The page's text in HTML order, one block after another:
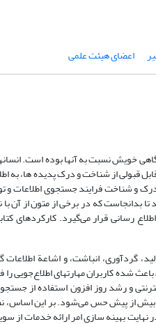
اعضای هیئت علمی
خویش نسبت به آنها بوده است.
قبولی از شناخت و درک پدیده ها، به
رسانی قرار می‌گیرد. کارکردهای
گردآوری، انباشت،‌ و اشاعة
شده کاربران مهارتهای اطلاع‌جویی
منابع اینترنتی و رشد روز افزون
بیش از پیش حس می‌شود. بر این اساس،
بهینه سازی امر ارائه خدمات